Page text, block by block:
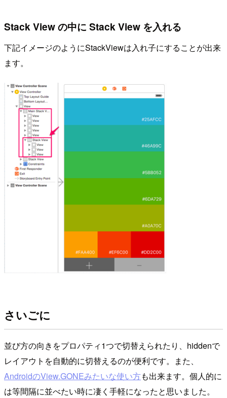
Stack View の中に Stack View を入れる
下記イメージのようにStackViewは入れ子にすることが出来
ます。
さいごに
並び方の向きをプロパティ1つで切替えられたり、hiddenで
レイアウトを自動的に切替えるのが便利です。また、
AndroidのView.GONEみたいな使い方も出来ます。個人的に
は等間隔に並べたい時に凄く手軽になったと思いました。